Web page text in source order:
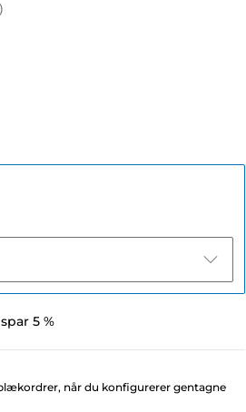
5 %
blækordrer, når du konfigurerer gentagne